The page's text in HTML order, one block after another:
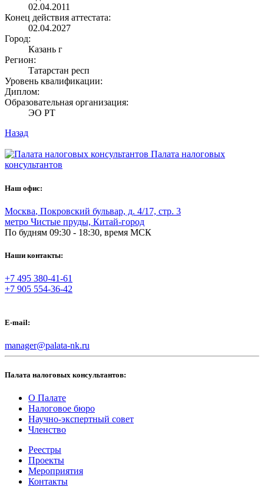
02.04.2011
Конец действия аттестата:
02.04.2027
Город:
Казань г
Регион:
Татарстан респ
Уровень квалификации:
Диплом:
Образовательная организация:
ЭО РТ
Назад
Палата налоговых
консультантов
Наш офис:
Москва, Покровский бульвар, д. 4/17, стр. 3
метро Чистые пруды, Китай-город
По будням 09:30 - 18:30, время МСК
Наши контакты:
+7 495 380-41-61
+7 905 554-36-42
E-mail:
manager@palata-nk.ru
Палата налоговых консультантов:
О Палате
Налоговое бюро
Научно-экспертный совет
Членство
Реестры
Проекты
Мероприятия
Контакты